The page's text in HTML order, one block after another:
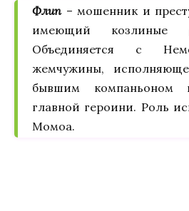
Флип – мошенник и
имеющий
Объединяется с
жемчужины,
бывшим компаньоном
главной героини. Роль
Момоа.